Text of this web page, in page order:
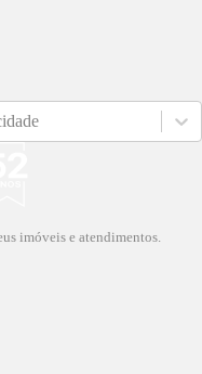
imóveis e atendimentos.